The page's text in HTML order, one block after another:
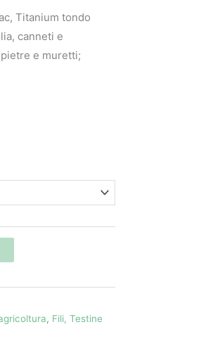
Titanium tondo
canneti e
e muretti;
, Fili, Testine